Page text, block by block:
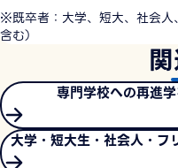
※既卒者：大学、短大、社会人
含む）
専門学校への再進
大学・短大生・社会人・フ